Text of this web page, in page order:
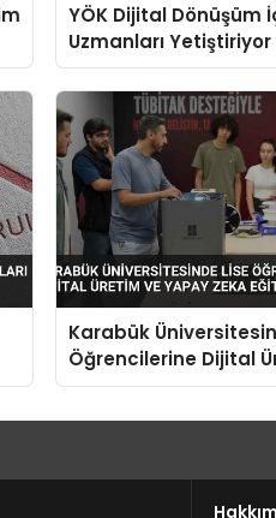
YÖK Dijital Dönüşüm
Uzmanları Yetiştiriyor
Karabük
Öğrencilerine Dijital
Yapay Zeka Eğitimi